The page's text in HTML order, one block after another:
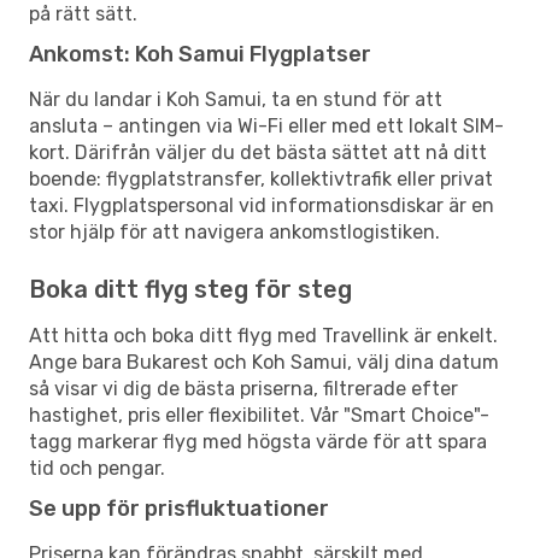
på rätt sätt.
Ankomst: Koh Samui Flygplatser
När du landar i Koh Samui, ta en stund för att
ansluta – antingen via Wi-Fi eller med ett lokalt SIM-
kort. Därifrån väljer du det bästa sättet att nå ditt
boende: flygplatstransfer, kollektivtrafik eller privat
taxi. Flygplatspersonal vid informationsdiskar är en
stor hjälp för att navigera ankomstlogistiken.
Boka ditt flyg steg för steg
Att hitta och boka ditt flyg med Travellink är enkelt.
Ange bara Bukarest och Koh Samui, välj dina datum
så visar vi dig de bästa priserna, filtrerade efter
hastighet, pris eller flexibilitet. Vår "Smart Choice"-
tagg markerar flyg med högsta värde för att spara
tid och pengar.
Se upp för prisfluktuationer